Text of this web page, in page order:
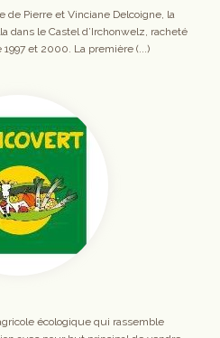
de Pierre et Vinciane Delcoigne, la
dans le Castel d’Irchonwelz, racheté
et 2000. La première (...)
écologique qui rassemble